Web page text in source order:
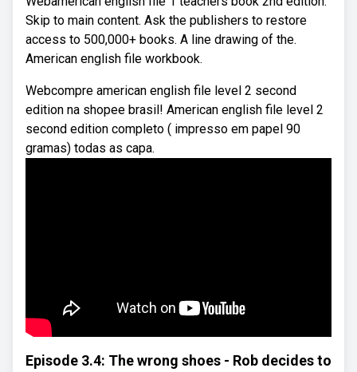
Skip to main content. Ask the publishers to restore
access to 500,000+ books. A line drawing of the.
American english file workbook.
Webcompre american english file level 2 second
edition na shopee brasil! American english file level 2
second edition completo ( impresso em papel 90
gramas) todas as capa.
Episode 3.4: The wrong shoes - Rob decides to